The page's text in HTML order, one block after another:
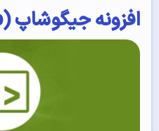
افزونه جیگوشاپ (jigoshop)